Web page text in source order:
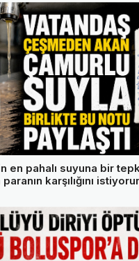
en pahalı suyuna bir
karşılığını